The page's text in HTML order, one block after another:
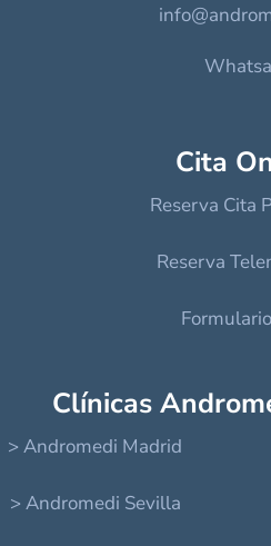
Cita
Reserva Cita
Reserva
Clínicas
> Andromedi Madrid
> Andromedi Sevilla